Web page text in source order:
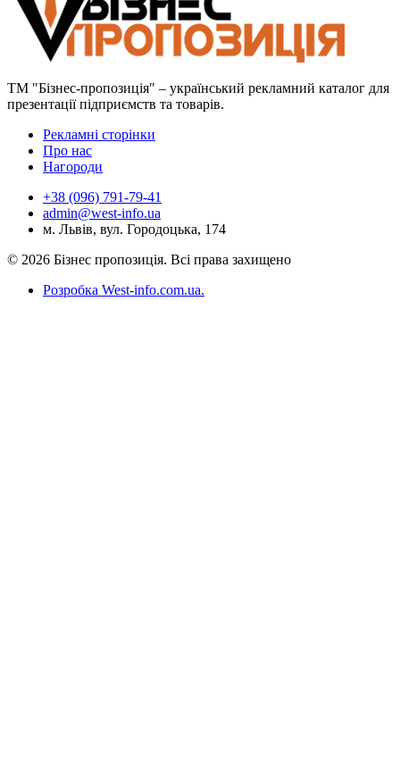
ТМ "Бізнес-пропозиція" – український рекламний каталог для
презентації підприємств та товарів.
Рекламні сторінки
Про нас
Нагороди
+38 (096) 791-79-41
admin@west-info.ua
м. Львів, вул. Городоцька, 174
© 2026 Бізнес пропозиція. Всі права захищено
Розробка West-info.com.ua.